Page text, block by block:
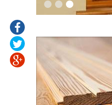
Самое лучшее
и качества от